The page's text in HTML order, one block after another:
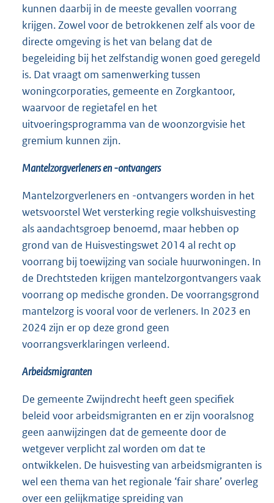
kunnen daarbij in de meeste gevallen voorrang
krijgen. Zowel voor de betrokkenen zelf als voor de
directe omgeving is het van belang dat de
begeleiding bij het zelfstandig wonen goed geregeld
is. Dat vraagt om samenwerking tussen
woningcorporaties, gemeente en Zorgkantoor,
waarvoor de regietafel en het
uitvoeringsprogramma van de woonzorgvisie het
gremium kunnen zijn.
Mantelzorgverleners en -ontvangers
Mantelzorgverleners en -ontvangers worden in het
wetsvoorstel Wet versterking regie volkshuisvesting
als aandachtsgroep benoemd, maar hebben op
grond van de Huisvestingswet 2014 al recht op
voorrang bij toewijzing van sociale huurwoningen. In
de Drechtsteden krijgen mantelzorgontvangers vaak
voorrang op medische gronden. De voorrangsgrond
mantelzorg is vooral voor de verleners. In 2023 en
2024 zijn er op deze grond geen
voorrangsverklaringen verleend.
Arbeidsmigranten
De gemeente Zwijndrecht heeft geen specifiek
beleid voor arbeidsmigranten en er zijn vooralsnog
geen aanwijzingen dat de gemeente door de
wetgever verplicht zal worden om dat te
ontwikkelen. De huisvesting van arbeidsmigranten is
wel een thema van het regionale ‘fair share’ overleg
over een gelijkmatige spreiding van